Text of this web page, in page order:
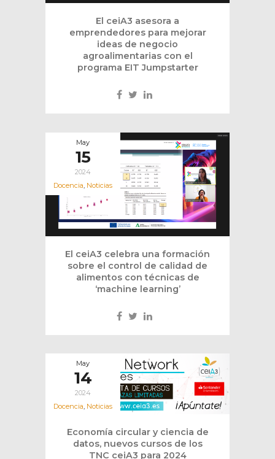
El ceiA3 asesora a
emprendedores para mejorar
ideas de negocio
agroalimentarias con el
programa EIT Jumpstarter
May
15
2024
Docencia, Noticias
El ceiA3 celebra una formación
sobre el control de calidad de
alimentos con técnicas de
‘machine learning’
May
14
2024
Docencia, Noticias
Economía circular y ciencia de
datos, nuevos cursos de los
TNC ceiA3 para 2024